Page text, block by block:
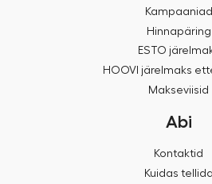
Kampaaniad
Hinnapäring
ESTO
HOOVI järelmaks
Makseviisid
Abi
Kontaktid
Kuidas tellida